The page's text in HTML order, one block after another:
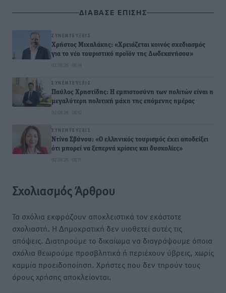
ΔΙΑΒΑΣΕ ΕΠΙΣΗΣ
ΣΥΝΕΝΤΕΎΞΕΙΣ
Χρήστος Μιχαλάκης: «Χρειάζεται κοινός σχεδιασμός
για το νέο τουριστικό προϊόν της Δωδεκανήσου»
02.08.26 · 08:14
ΣΥΝΕΝΤΕΎΞΕΙΣ
Παύλος Χρηστίδης: Η εμπιστοσύνη των πολιτών είναι η
μεγαλύτερη πολιτική μάχη της επόμενης ημέρας
02.08.26 · 08:12
ΣΥΝΕΝΤΕΎΞΕΙΣ
Ντίνα Σβύνου: «Ο ελληνικός τουρισμός έχει αποδείξει
ότι μπορεί να ξεπερνά κρίσεις και δυσκολίες»
02.08.26 · 08:11
Σχολιασμός Άρθρου
Τα σχόλια εκφράζουν αποκλειστικά τον εκάστοτε
σχολιαστή. Η Δημοκρατική δεν υιοθετεί αυτές τις
απόψεις. Διατηρούμε το δικαίωμα να διαγράψουμε όποια
σχόλια θεωρούμε προσβλητικά ή περιέχουν ύβρεις, χωρίς
καμμία προειδοποίηση. Χρήστες που δεν τηρούν τους
όρους χρήσης αποκλείονται.